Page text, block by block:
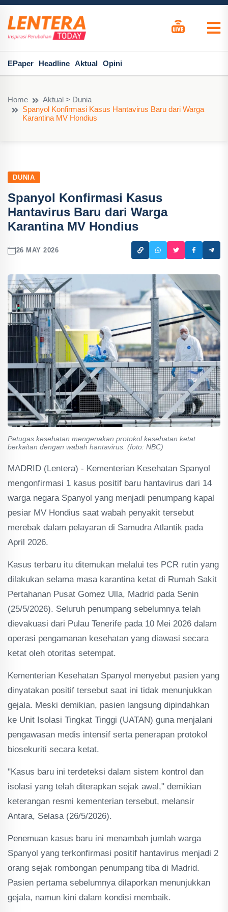
EPaper Headline Aktual Opini
Home
Aktual > Dunia
Spanyol Konfirmasi Kasus Hantavirus Baru dari Warga
Karantina MV Hondius
DUNIA
Spanyol Konfirmasi Kasus
Hantavirus Baru dari Warga
Karantina MV Hondius
26 MAY 2026
Petugas kesehatan mengenakan protokol kesehatan ketat
berkaitan dengan wabah hantavirus. (foto: NBC)
MADRID (Lentera) - Kementerian Kesehatan Spanyol
mengonfirmasi 1 kasus positif baru hantavirus dari 14
warga negara Spanyol yang menjadi penumpang kapal
pesiar MV Hondius saat wabah penyakit tersebut
merebak dalam pelayaran di Samudra Atlantik pada
April 2026.
Kasus terbaru itu ditemukan melalui tes PCR rutin yang
dilakukan selama masa karantina ketat di Rumah Sakit
Pertahanan Pusat Gomez Ulla, Madrid pada Senin
(25/5/2026). Seluruh penumpang sebelumnya telah
dievakuasi dari Pulau Tenerife pada 10 Mei 2026 dalam
operasi pengamanan kesehatan yang diawasi secara
ketat oleh otoritas setempat.
Kementerian Kesehatan Spanyol menyebut pasien yang
dinyatakan positif tersebut saat ini tidak menunjukkan
gejala. Meski demikian, pasien langsung dipindahkan
ke Unit Isolasi Tingkat Tinggi (UATAN) guna menjalani
pengawasan medis intensif serta penerapan protokol
biosekuriti secara ketat.
"Kasus baru ini terdeteksi dalam sistem kontrol dan
isolasi yang telah diterapkan sejak awal," demikian
keterangan resmi kementerian tersebut, melansir
Antara, Selasa (26/5/2026).
Penemuan kasus baru ini menambah jumlah warga
Spanyol yang terkonfirmasi positif hantavirus menjadi 2
orang sejak rombongan penumpang tiba di Madrid.
Pasien pertama sebelumnya dilaporkan menunjukkan
gejala, namun kini dalam kondisi membaik.